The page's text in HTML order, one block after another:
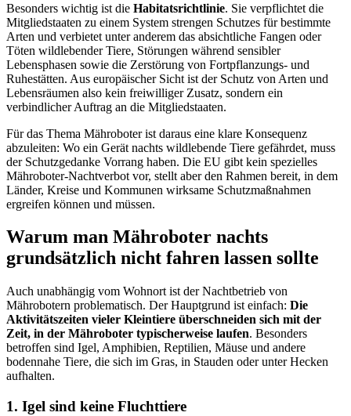
Besonders wichtig ist die Habitatsrichtlinie. Sie verpflichtet die
Mitgliedstaaten zu einem System strengen Schutzes für bestimmte
Arten und verbietet unter anderem das absichtliche Fangen oder
Töten wildlebender Tiere, Störungen während sensibler
Lebensphasen sowie die Zerstörung von Fortpflanzungs- und
Ruhestätten. Aus europäischer Sicht ist der Schutz von Arten und
Lebensräumen also kein freiwilliger Zusatz, sondern ein
verbindlicher Auftrag an die Mitgliedstaaten.
Für das Thema Mähroboter ist daraus eine klare Konsequenz
abzuleiten: Wo ein Gerät nachts wildlebende Tiere gefährdet, muss
der Schutzgedanke Vorrang haben. Die EU gibt kein spezielles
Mähroboter-Nachtverbot vor, stellt aber den Rahmen bereit, in dem
Länder, Kreise und Kommunen wirksame Schutzmaßnahmen
ergreifen können und müssen.
Warum man Mähroboter nachts
grundsätzlich nicht fahren lassen sollte
Auch unabhängig vom Wohnort ist der Nachtbetrieb von
Mährobotern problematisch. Der Hauptgrund ist einfach: Die
Aktivitätszeiten vieler Kleintiere überschneiden sich mit der
Zeit, in der Mähroboter typischerweise laufen. Besonders
betroffen sind Igel, Amphibien, Reptilien, Mäuse und andere
bodennahe Tiere, die sich im Gras, in Stauden oder unter Hecken
aufhalten.
1. Igel sind keine Fluchttiere